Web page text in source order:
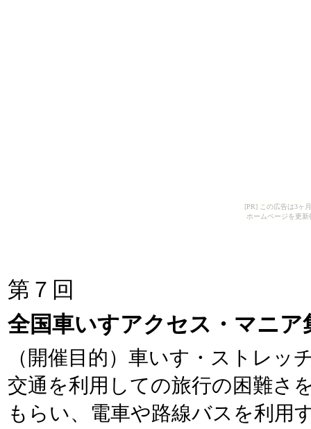
[PR] この広告は3ヶ
ホームページを更
第７回
全国車いすアクセス・マニ
（開催目的）車いす・ストレッ
交通を利用しての旅行の困難さ
もらい、電車や路線バスを利用